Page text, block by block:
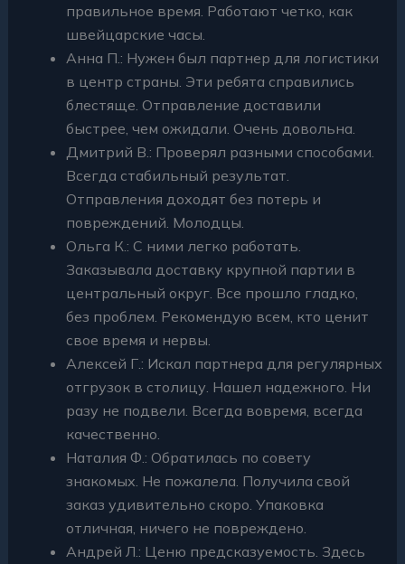
правильное время. Работают четко, как
швейцарские часы.
Анна П.: Нужен был партнер для логистики
в центр страны. Эти ребята справились
блестяще. Отправление доставили
быстрее, чем ожидали. Очень довольна.
Дмитрий В.: Проверял разными способами.
Всегда стабильный результат.
Отправления доходят без потерь и
повреждений. Молодцы.
Ольга К.: С ними легко работать.
Заказывала доставку крупной партии в
центральный округ. Все прошло гладко,
без проблем. Рекомендую всем, кто ценит
свое время и нервы.
Алексей Г.: Искал партнера для регулярных
отгрузок в столицу. Нашел надежного. Ни
разу не подвели. Всегда вовремя, всегда
качественно.
Наталия Ф.: Обратилась по совету
знакомых. Не пожалела. Получила свой
заказ удивительно скоро. Упаковка
отличная, ничего не повреждено.
Андрей Л.: Ценю предсказуемость. Здесь